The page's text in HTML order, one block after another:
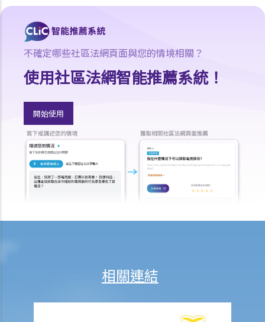
7. 屬實申述
8. 委託專家擬備報告的守則
9. 核對表評檢及案件管理問卷
10. 案件管理會議
11. 審訊前的覆核
就人身傷害提出申索，會取得多少賠償？
涉及非致命意外的申索
若我因人身傷害提出申索，可否申請法律援助？
法律援助
法律援助輔助計劃
切勿尋求索償代理協助處理申索
錯的一方之前，我需要依循甚麼程序？
涉及致命意外的申索
不確定哪些社區法網頁面與您的情境相關？
使用社區法網智能推薦系統！
開始使用
相關連結